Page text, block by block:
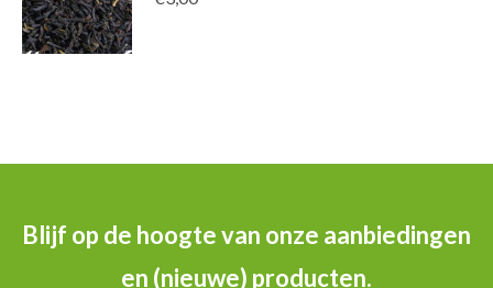
Blijf op de hoogte van onze aanbiedingen
en (nieuwe) producten.